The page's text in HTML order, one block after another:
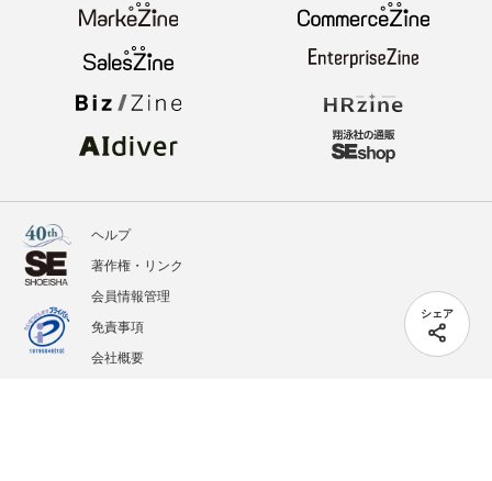
シェア
ヘルプ
著作権・リンク
会員情報管理
免責事項
会社概要